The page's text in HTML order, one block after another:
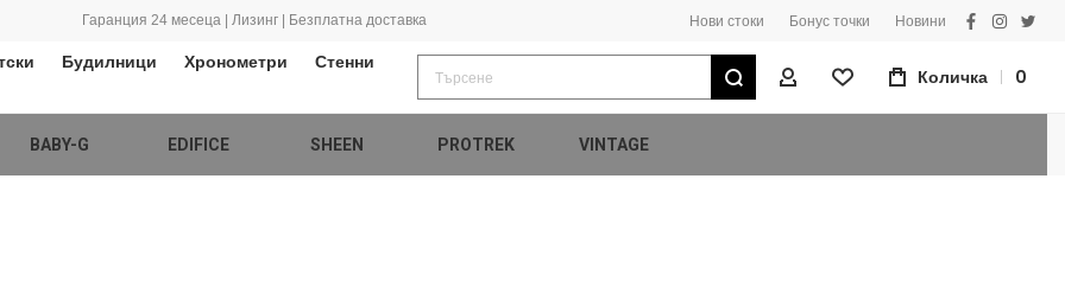
Гаранция 24 месеца | Лизинг | Безплатна доставка Нови стоки Бонус точки Новини
facebook
Будилници Хронометри
Стенни
Търсене
Моят ПрофилКоличка 0
BABY-G EDIFICE SHEEN PROTREK VINTAGE